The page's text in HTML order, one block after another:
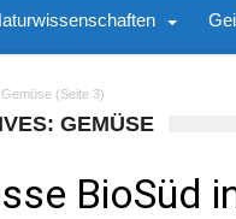
(Seite 3)
GEMÜSE
BioSüd